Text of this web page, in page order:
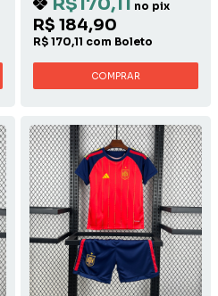
no pix
R$ 184,90
R$ 170,11 com Boleto
COMPRAR